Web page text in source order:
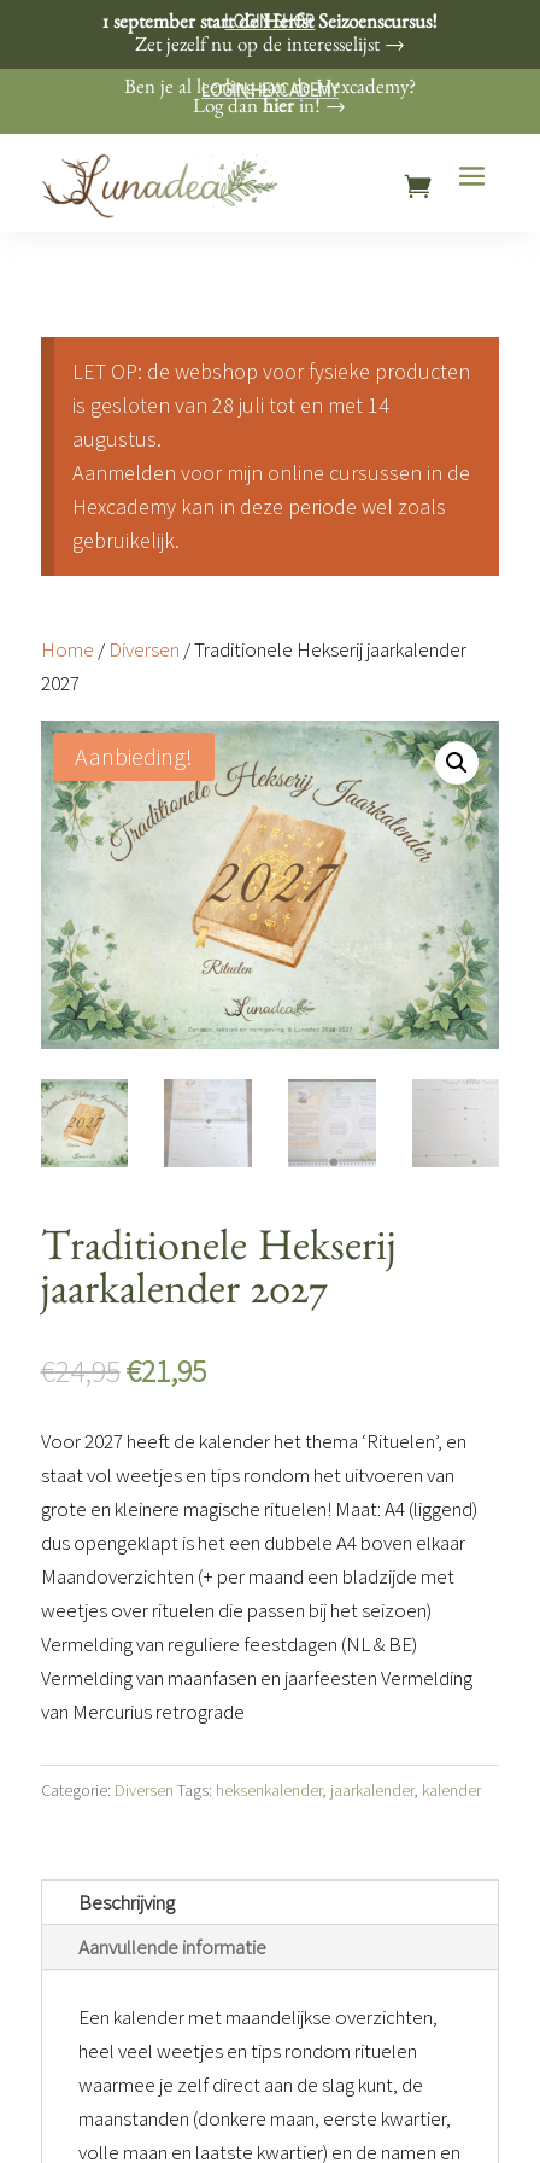
LOGIN SHOP
1 september start de Herfst Seizoenscursus!
Zet jezelf nu op de interesselijst →
LOGIN HEXCADEMY
Ben je al leerling aan de Hexcademy?
Log danhier in! →
LET OP: de webshop voor fysieke producten
is gesloten van 28 juli tot en met 14
augustus.
Aanmelden voor mijn online cursussen in de
Hexcademy kan in deze periode wel zoals
gebruikelijk.
Home / Diversen / Traditionele Hekserij jaarkalender
2027
Aanbieding!
Traditionele Hekserij
jaarkalender 2027
€24,95Oorspronkelijke
was:
€24,95.
€21,95Huidige
is:
€21,95.
Voor 2027 heeft de kalender het thema ‘Rituelen’, en
staat vol weetjes en tips rondom het uitvoeren van
grote en kleinere magische rituelen! Maat: A4 (liggend)
dus opengeklapt is het een dubbele A4 boven elkaar
Maandoverzichten (+ per maand een bladzijde met
weetjes over rituelen die passen bij het seizoen)
Vermelding van reguliere feestdagen (NL & BE)
Vermelding van maanfasen en jaarfeesten Vermelding
van Mercurius retrograde
Categorie: Diversen Tags: heksenkalender, jaarkalender, kalender
Beschrijving
Aanvullende informatie
Een kalender met maandelijkse overzichten,
heel veel weetjes en tips rondom rituelen
waarmee je zelf direct aan de slag kunt, de
maanstanden (donkere maan, eerste kwartier,
volle maan en laatste kwartier) en de namen en